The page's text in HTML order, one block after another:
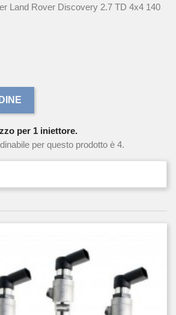
Land Rover Discovery 2.7 TD 4x4 140
per 1 iniettore.
per questo prodotto è 4.